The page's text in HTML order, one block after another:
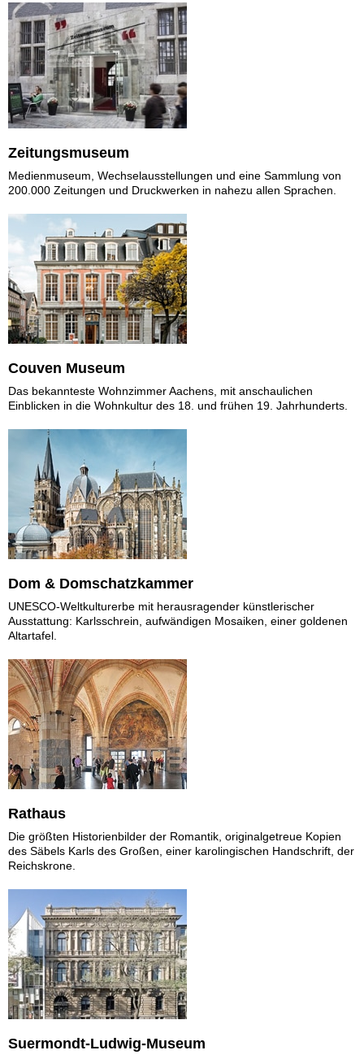
Zeitungsmuseum
Medienmuseum, Wechselausstellungen und eine Sammlung von
200.000 Zeitungen und Druckwerken in nahezu allen Sprachen.
Couven Museum
Das bekannteste Wohnzimmer Aachens, mit anschaulichen
Einblicken in die Wohnkultur des 18. und frühen 19. Jahrhunderts.
Dom & Domschatzkammer
UNESCO-Weltkulturerbe mit herausragender künstlerischer
Ausstattung: Karlsschrein, aufwändigen Mosaiken, einer goldenen
Altartafel.
Rathaus
Die größten Historienbilder der Romantik, originalgetreue Kopien
des Säbels Karls des Großen, einer karolingischen Handschrift, der
Reichskrone.
Suermondt-Ludwig-Museum